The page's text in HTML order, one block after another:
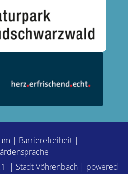
| Barrierefreiheit |
| Stadt Vöhrenbach | powered